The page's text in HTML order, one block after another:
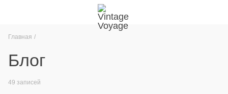
Главная
Блог
49 записей